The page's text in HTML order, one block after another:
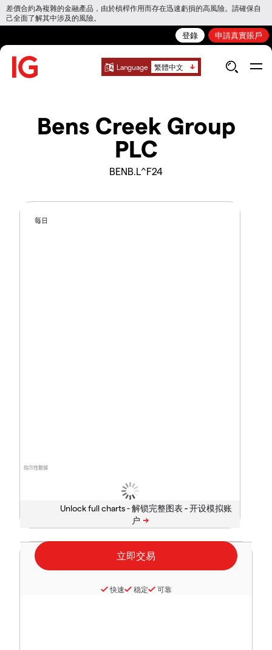
差價合約為複雜的金融產品，由於槓桿作用而存在迅速虧損的高風險。請確保自
己全面了解其中涉及的風險。
登錄 申請真實賬戶
Language 繁體中文
Bens Creek Group
PLC
BENB.L^F24
指示性數據
每日
Unlock full charts -
快速 稳定 可靠